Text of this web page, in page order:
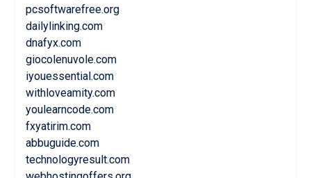
pcsoftwarefree.org
dailylinking.com
dnafyx.com
giocolenuvole.com
iyouessential.com
withloveamity.com
youlearncode.com
fxyatirim.com
abbuguide.com
technologyresult.com